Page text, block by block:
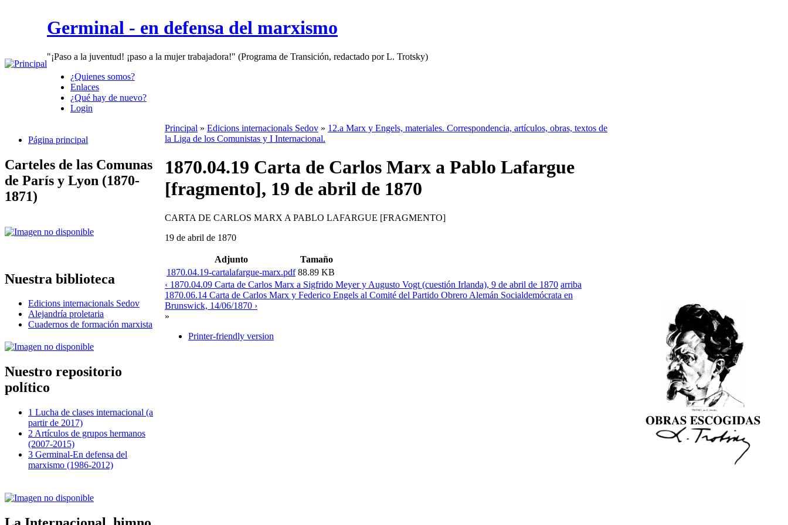
Germinal - en defensa del marxismo
"¡Paso a la juventud! ¡paso a la mujer trabajadora!" (Programa de Transición, redactado por L. Trotsky)
¿Quienes somos?
Enlaces
¿Qué hay de nuevo?
Login
Página principal
Carteles de las Comunas
de París y Lyon (1870-
1871)
Nuestra biblioteca
Edicions internacionals Sedov
Alejandría proletaria
Cuadernos de formación marxista
Nuestro repositorio
político
1 Lucha de clases internacional (a
partir de 2017)
2 Artículos de grupos hermanos
(2007-2015)
3 Germinal-En defensa del
marxismo (1986-2012)
Principal » Edicions internacionals Sedov » 12.a Marx y Engels, materiales. Correspondencia, artículos, obras, textos de
la Liga de los Comunistas y I Internacional.
1870.04.19 Carta de Carlos Marx a Pablo Lafargue
[fragmento], 19 de abril de 1870
CARTA DE CARLOS MARX A PABLO LAFARGUE [FRAGMENTO]
19 de abril de 1870
Adjunto
Tamaño
1870.04.19-cartalafargue-marx.pdf 88.89 KB
‹ 1870.04.09 Carta de Carlos Marx a Sigfrido Meyer y Augusto Vogt (cuestión Irlanda), 9 de abril de 1870 arriba
1870.06.14 Carta de Carlos Marx y Federico Engels al Comité del Partido Obrero Alemán Socialdemócrata en
Brunswick, 14/06/1870 ›
»
Printer-friendly version